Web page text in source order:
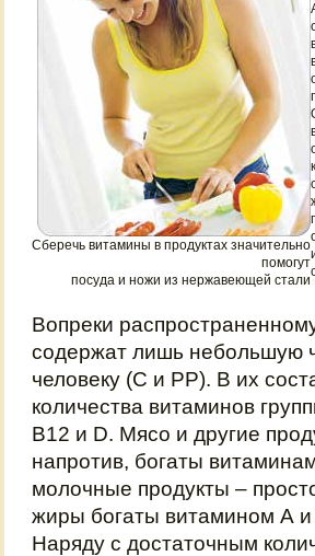
Сберечь витамины в продуктах значительно
помогут
посуда и ножи из нержавеющей стали
Вопреки
содержат лишь небольшую
человеку (С и РР). В их
количества витаминов
В12 и D. Мясо и другие
напротив, богаты
молочные продукты –
жиры богаты витамином А
Наряду с достаточным